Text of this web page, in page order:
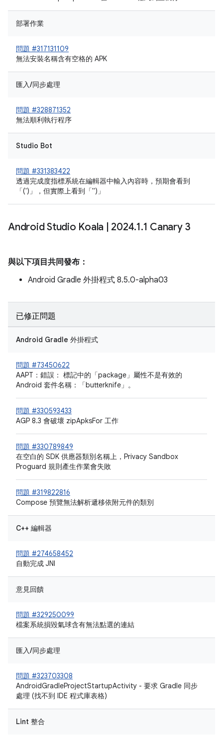
部署作業
問題 #317131109
無法安裝名稱含有空格的 APK
匯入/同步處理
問題 #328871352
無法順利執行程序
Studio Bot
問題 #331383422
透過完成度指標系統在編輯器中輸入內容時，預期會看到
「(')」，但實際上看到「")」
Android Studio Koala 2024.1.1 Canary 3
與以下項目共同發布：
Android Gradle 外掛程式 8.5.0-alpha03
已修正問題
Android Gradle 外掛程式
問題 #73450622
AAPT：錯誤： 標記中的「package」屬性不是有效的
Android 套件名稱：「butterknife」。
問題 #330593433
AGP 8.3 會破壞 zipApksFor 工作
問題 #330789849
在空白的 SDK 供應器類別名稱上，Privacy Sandbox
Proguard 規則產生作業會失敗
問題 #319822816
Compose 預覽無法解析遞移依附元件的類別
C++ 編輯器
問題 #274658452
自動完成 JNI
意見回饋
問題 #329250099
檔案系統損毀氣球含有無法點選的連結
匯入/同步處理
問題 #323703308
AndroidGradleProjectStartupActivity - 要求 Gradle 同步
處理 (找不到 IDE 程式庫表格)
Lint 整合